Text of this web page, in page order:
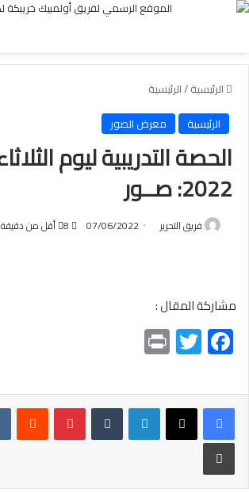
الرئيسية/الرئيسية
الرئيسية
معرض الصور
2022: صــور
فريق التحرير 07/06/2022 أقل من دقيقة
مشاركة المقال :
F
ac
e
b
o
ok
T
wi
tt
er
t
لينكدإن بينتيريست
طباعة